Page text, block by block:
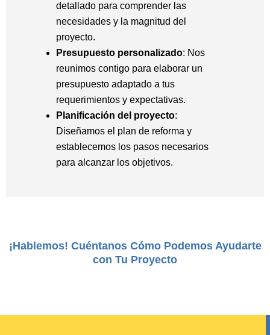
detallado para comprender las
necesidades y la magnitud del
proyecto.
Presupuesto personalizado: Nos
reunimos contigo para elaborar un
presupuesto adaptado a tus
requerimientos y expectativas.
Planificación del proyecto:
Diseñamos el plan de reforma y
establecemos los pasos necesarios
para alcanzar los objetivos.
¡Hablemos! Cuéntanos Cómo Podemos Ayudarte
con Tu Proyecto